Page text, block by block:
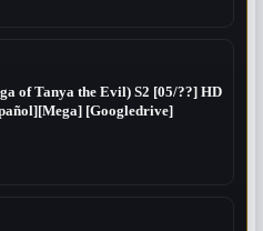
of Tanya the Evil) S2 [05/??] HD
[Googledrive]